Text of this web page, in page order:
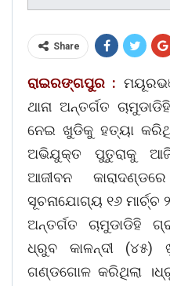
Share
ରାଇରଙ୍ଗପୁର :
ଥାନା ଅନ୍ତର୍ଗତ
ନେଇ ଖୁଡିକୁ ହତ୍ୟା
ଅଭିଯୁକ୍ତ ପୁତୁରାକୁ
ଆଜୀବନ
ସୂଚନାଯୋଗ୍ୟ ୧୬ ମାର୍ଚ୍ଚ
ଅନ୍ତର୍ଗତ ଚାମୁଡାଡିହି
ଧ୍ରୁବ କାଳନ୍ଦୀ
ଗଣ୍ଡଗୋଳ କରିଥିଲା